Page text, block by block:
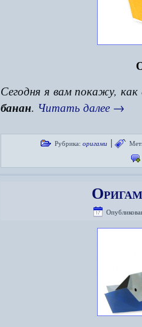
Сегодня я вам покажу,
банан. Читать далее →
Рубрика: оригами |